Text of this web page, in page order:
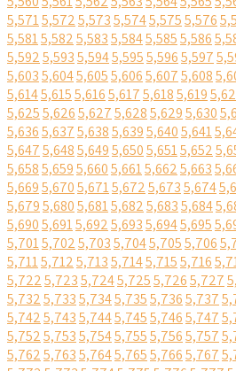
5,5715,5725,5735,5745,5755,576
5,5815,5825,5835,5845,5855,586
5,5925,5935,5945,5955,5965,597
5,6035,6045,6055,6065,6075,608
5,6145,6155,6165,6175,6185,619
5,6255,6265,6275,6285,6295,630
5,6365,6375,6385,6395,6405,641
5,6475,6485,6495,6505,6515,652
5,6585,6595,6605,6615,6625,663
5,6695,6705,6715,6725,6735,674
5,6795,6805,6815,6825,6835,684
5,6905,6915,6925,6935,6945,695
5,7015,7025,7035,7045,7055,706
5,7115,7125,7135,7145,7155,716
5,7225,7235,7245,7255,7265,727
5,7325,7335,7345,7355,7365,737
5,7425,7435,7445,7455,7465,747
5,7525,7535,7545,7555,7565,757
5,7625,7635,7645,7655,7665,767